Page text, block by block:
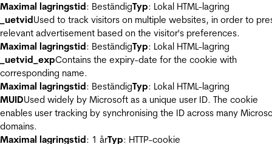
Maximal lagringstid: BeständigTyp: Lokal HTML-lagring
_uetvidUsed to track visitors on multiple websites, in order to
relevant advertisement based on the visitor's preferences.
Maximal lagringstid: BeständigTyp: Lokal HTML-lagring
_uetvid_expContains the expiry-date for the cookie with
corresponding name.
Maximal lagringstid: BeständigTyp: Lokal HTML-lagring
MUIDUsed widely by Microsoft as a unique user ID. The cookie
enables user tracking by synchronising the ID across many
domains.
Maximal lagringstid: 1 årTyp: HTTP-cookie